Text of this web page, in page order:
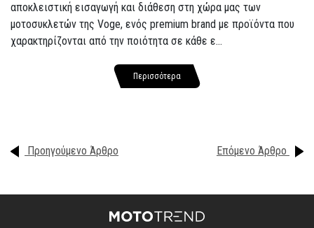
αποκλειστική εισαγωγή και διάθεση στη χώρα μας των
μοτοσυκλετών της Voge, ενός premium brand με προϊόντα που
χαρακτηρίζονται από την ποιότητα σε κάθε ε...
Περισσότερα
Προηγούμενο Άρθρο Επόμενο Άρθρο